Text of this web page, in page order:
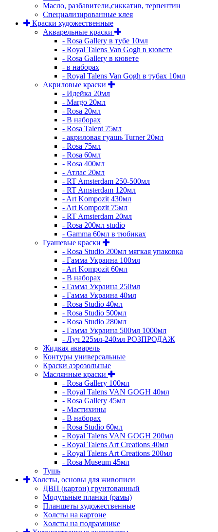
Масло, разбавители,сиккатив, терпентин
Специализированные клея
Краски художественные
Акварельные краски
- Rosa Gallery в тубе 10мл
- Royal Talens Van Gogh в кювете
- Rosa Gallery в кювете
- в наборах
- Royal Talens Van Gogh в тубах 10мл
Акриловые краски
- Идейка 20мл
- Margo 20мл
- Rosa 20мл
- В наборах
- Rosa Talent 75мл
- акриловая гуашь Turner 20мл
- Rosa 75мл
- Rosa 60мл
- Rosa 400мл
- Атлас 20мл
- RT Amsterdam 250-500мл
- RT Amsterdam 120мл
- Art Kompozit 430мл
- Art Kompozit 75мл
- RT Amsterdam 20мл
- Rosa 200мл studio
- Gamma 60мл в тюбиках
Гуашевые краски
- Rosa Studio 200мл мягкая упаковка
- Гамма Украина 100мл
- Art Kompozit 60мл
- В наборах
- Гамма Украина 250мл
- Гамма Украина 40мл
- Rosa Studio 40мл
- Rosa Studio 500мл
- Rosa Studio 280мл
- Гамма Украина 500мл 1000мл
- Луч 225мл-240мл РОЗПРОДАЖ
Жидкая акварель
Контуры универсальные
Краски аэрозольные
Маслянные краски
- Rosa Gallery 100мл
- Royal Talens VAN GOGH 40мл
- Rosa Gallery 45мл
- Мастихины
- В наборах
- Rosa Studio 60мл
- Royal Talens VAN GOGH 200мл
- Royal Talens Art Creations 40мл
- Royal Talens Art Creations 200мл
- Rosa Museum 45мл
Тушь
Холсты, основы для живописи
ДВП (картон) грунтованный
Модульные планки (рамы)
Планшеты художественные
Холсты на картоне
Холсты на подрамнике